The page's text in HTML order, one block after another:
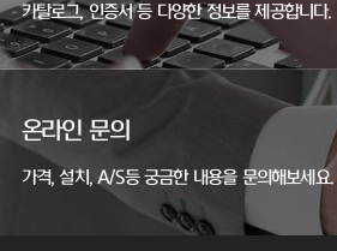
카탈로그, 인증서 등 다양한 정보를 제공합니다.
온라인 문의
가격, 설치, A/S등 궁금한 내용을 문의해보세요.